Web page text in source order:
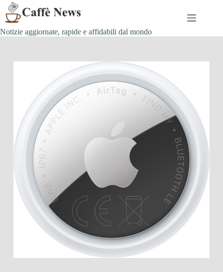
Salta
contenuto
Notizie aggiornate, rapide e affidabili dal mondo